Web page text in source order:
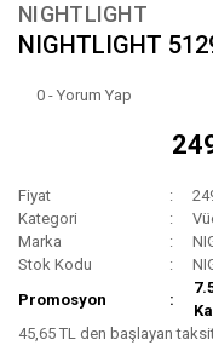
NIGHTLIGHT
NIGHTLIGHT
0 - Yorum Yap
Fiyat
Kategori
Marka
Stok Kodu
Promosyon
45,65 TL den başlayan